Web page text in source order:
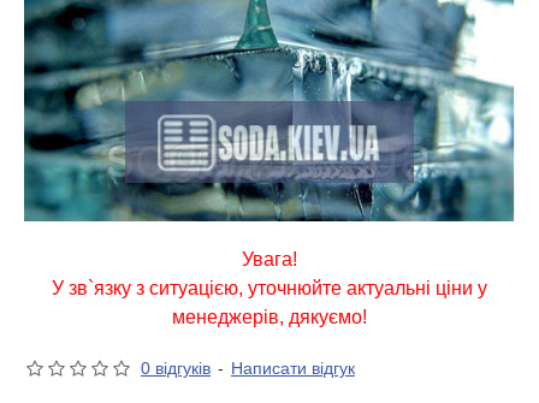
Увага!
У зв`язку з ситуацією, уточнюйте актуальні ціни у
менеджерів, дякуємо!
0 відгуків - Написати відгук